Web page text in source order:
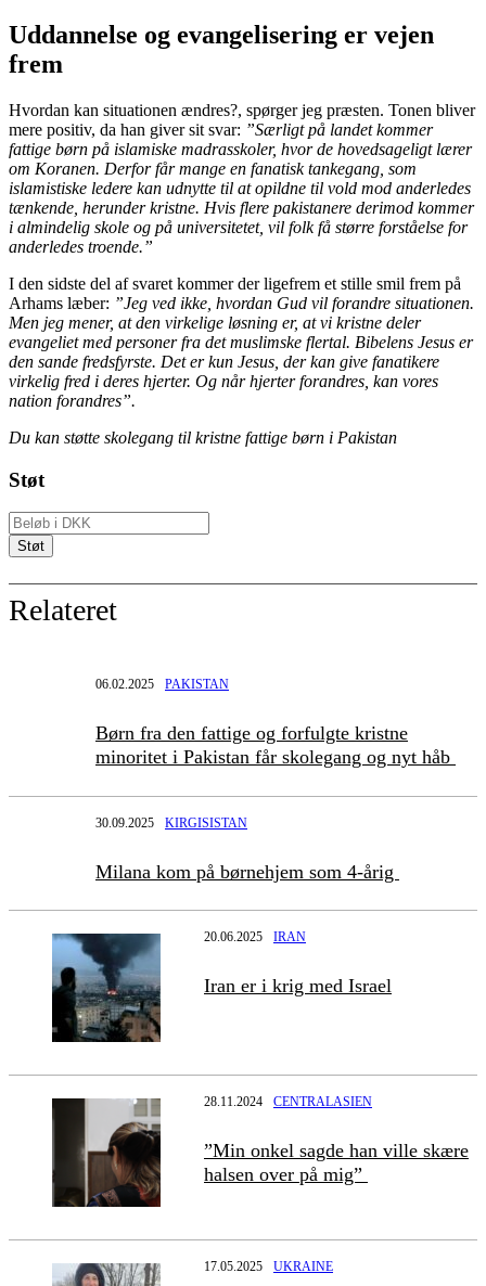
Uddannelse og evangelisering er vejen
frem
Hvordan kan situationen ændres?, spørger jeg præsten. Tonen bliver
mere positiv, da han giver sit svar: ”Særligt på landet kommer
fattige børn på islamiske madrasskoler, hvor de hovedsageligt lærer
om Koranen. Derfor får mange en fanatisk tankegang, som
islamistiske ledere kan udnytte til at opildne til vold mod anderledes
tænkende, herunder kristne. Hvis flere pakistanere derimod kommer
i almindelig skole og på universitetet, vil folk få større forståelse for
anderledes troende.”
I den sidste del af svaret kommer der ligefrem et stille smil frem på
Arhams læber: ”Jeg ved ikke, hvordan Gud vil forandre situationen.
Men jeg mener, at den virkelige løsning er, at vi kristne deler
evangeliet med personer fra det muslimske flertal. Bibelens Jesus er
den sande fredsfyrste. Det er kun Jesus, der kan give fanatikere
virkelig fred i deres hjerter. Og når hjerter forandres, kan vores
nation forandres”.
Du kan støtte skolegang til kristne fattige børn i Pakistan
Støt
Relateret
06.02.2025 PAKISTAN
Børn fra den fattige og forfulgte kristne
minoritet i Pakistan får skolegang og nyt håb
30.09.2025 KIRGISISTAN
Milana kom på børnehjem som 4-årig
20.06.2025 IRAN
Iran er i krig med Israel
28.11.2024 CENTRALASIEN
”Min onkel sagde han ville skære
halsen over på mig”
17.05.2025 UKRAINE